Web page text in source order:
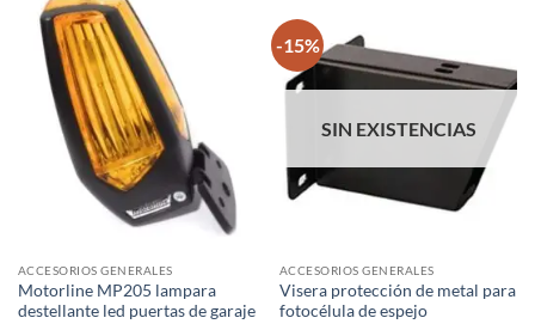
ACCESORIOS GENERALES
Motorline MP205 lampara
destellante led puertas de garaje
-15%
SIN EXISTENCIAS
ACCESORIOS GENERALES
Visera protección de metal para
fotocélula de espejo